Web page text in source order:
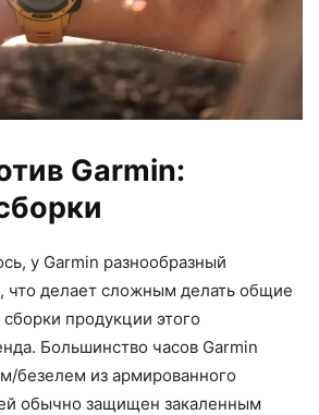
Garmin:
у Garmin разнообразный
что делает сложным делать общие
продукции этого
Большинство часов Garmin
безелем из армированного
обычно защищен закаленным